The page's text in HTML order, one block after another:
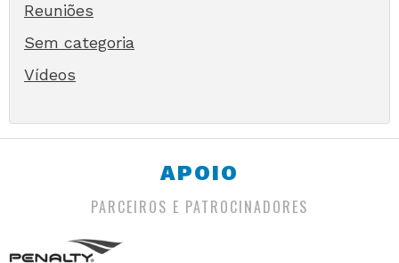
Reuniões
Sem categoria
Vídeos
APOIO
PARCEIROS E PATROCINADORES